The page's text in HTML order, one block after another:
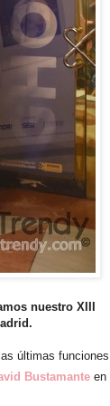
nuestro XIII
últimas funciones
Bustamante en